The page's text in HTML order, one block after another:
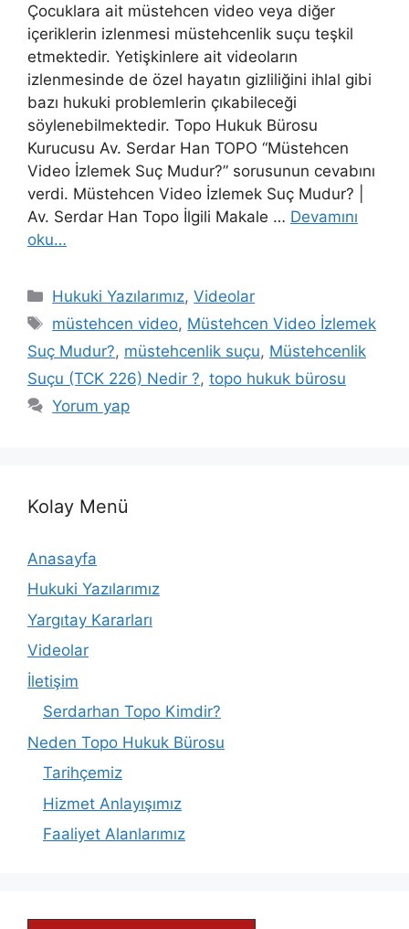
Çocuklara ait müstehcen video veya diğer
içeriklerin izlenmesi müstehcenlik suçu teşkil
etmektedir. Yetişkinlere ait videoların
izlenmesinde de özel hayatın gizliliğini ihlal gibi
bazı hukuki problemlerin çıkabileceği
söylenebilmektedir. Topo Hukuk Bürosu
Kurucusu Av. Serdar Han TOPO “Müstehcen
Video İzlemek Suç Mudur?” sorusunun cevabını
verdi. Müstehcen Video İzlemek Suç Mudur? |
Av. Serdar Han Topo İlgili Makale … Devamını
oku…
Kategoriler
Hukuki Yazılarımız,Videolar
Etiketler
müstehcen video, Müstehcen Video İzlemek
Suç Mudur?, müstehcenlik suçu, Müstehcenlik
Suçu (TCK 226) Nedir ?, topo hukuk bürosu
Yorum yap
Kolay Menü
Anasayfa
Hukuki Yazılarımız
Yargıtay Kararları
Videolar
İletişim
Serdarhan Topo Kimdir?
Neden Topo Hukuk Bürosu
Tarihçemiz
Hizmet Anlayışımız
Faaliyet Alanlarımız